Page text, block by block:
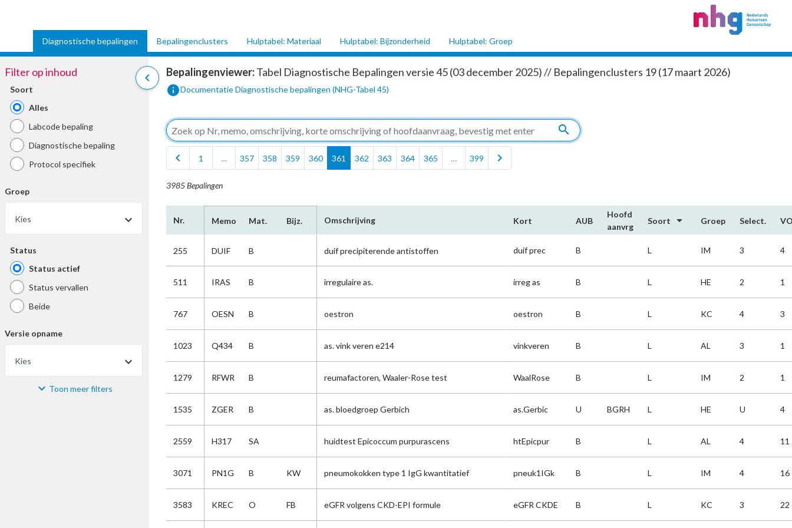
Diagnostische bepalingen Bepalingenclusters Hulptabel: Materiaal Hulptabel: Bijzonderheid Hulptabel: Groep
chevron_left
Filter op inhoud
Soort
Alles
Labcode bepaling
Diagnostische bepaling
Protocol specifiek
Groep
Kies
Status
Status actief
Status vervallen
Beide
Versie opname
Kies
Materiaal Toon meer filters
Bepalingenviewer:Tabel Diagnostische Bepalingen versie 45 (03 december 2025) // Bepalingenclusters 19 (17 maart 2026)
infoDocumentatie Diagnostische bepalingen (NHG-Tabel 45)
search
chevron_left
1 … 357 358 359 360 361 362 363 364 365 … 399 chevron_right
3985 Bepalingen
Nr. Memo Mat. Bijz. Omschrijving Kort AUB
Hoofd​
aanvrg
Soort arrow_drop_down Groep Select.
255 DUIF B duif precipiterende antistoffen duif prec B L IM 3 4
511 IRAS B irregulaire as. irreg as B L HE 2 1
767 OESN B oestron oestron B L KC 4 3
1023 Q434 B as. vink veren e214 vinkveren B L AL 3 1
1279 RFWR B reumafactoren, Waaler-Rose test WaalRose B L IM 2 1
1535 ZGER B as. bloedgroep Gerbich as.Gerbic U BGRH L HE U 4
2559 H317 SA huidtest Epicoccum purpurascens htEpicpur B L AL 4 11
3071 PN1G B KW pneumokokken type 1 IgG kwantitatief pneuk1IGk B L IM 4 16
3583 KREC O FB eGFR volgens CKD-EPI formule eGFR CKDE B L KC 3 22